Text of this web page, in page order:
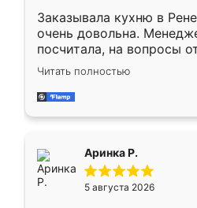
Заказывала кухню в
очень довольна.
посчитала, на вопросы
Замерщик приехал в
делу со всей
за день, ребята
Читать полностью
Аринка Р.
5 августа 2026